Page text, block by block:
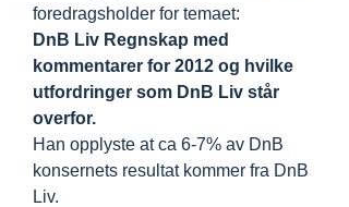
foredragsholder for temaet:
DnB Liv Regnskap med
kommentarer for 2012 og hvilke
utfordringer som DnB Liv står
overfor.
Han opplyste at ca 6-7% av DnB
konsernets resultat kommer fra DnB
Liv.